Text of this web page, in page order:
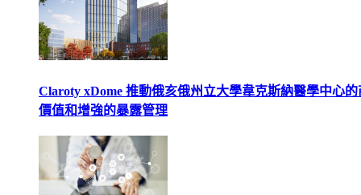
Claroty xDome 推動俄亥俄州立大學韋克斯納醫學中心的
價值和增強的暴露管理